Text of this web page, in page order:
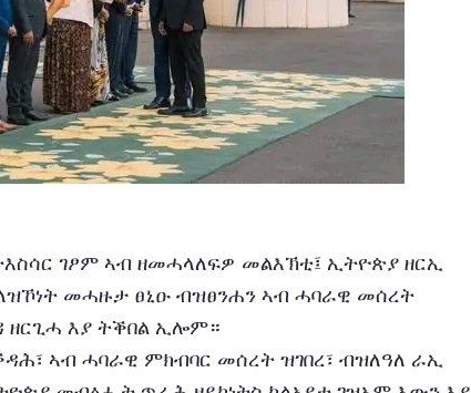
መሓዙታ ፀኒዑ ብዝፀንሐን ኣብ ሓባራዊ መሰረት
ዘርጊሓ እያ ትቕበል ኢሎም።